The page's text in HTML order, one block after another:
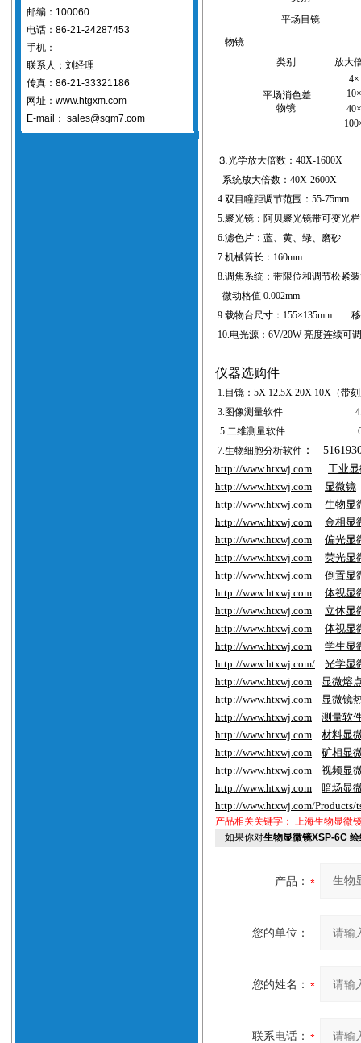
邮编：100060
电话：86-21-24287453
手机：
联系人：刘经理
传真：86-21-33321186
网址：www.htgxm.com
E-mail： sales@sgm7.com
平场目镜
物镜
类别
放大
平场消色差
物镜
4×
⒊光学放大倍数： 40X-1600X
系统放大倍数： 40X-2600X
4.双目瞳距调节范围： 55-75mm
5.聚光镜：阿贝聚光镜带可变光栏
6.滤色片：蓝、黄、绿、磨砂
7.机械筒长： 160mm
8.调焦系统：带限位和调节松紧
微动格值 0.002mm
9.载物台尺寸： 155×135mm 移
10.电光源： 6V/20W亮度连续可调
仪器选购件
1. 目镜： 5X 12.5X 20X 10X（带
3. 图像测量软件
5.二维测量软件
7.生物细胞分析软件 ：
http://www.htxwj.com
工业
http://www.htxwj.com
显微镜
http://www.htxwj.com
生物显
http://www.htxwj.com
金相显
http://www.htxwj.com
偏光显
http://www.htxwj.com
荧光显
http://www.htxwj.com
倒置显
http://www.htxwj.com
体视显
http://www.htxwj.com
立体显
http://www.htxwj.com
体视显
http://www.htxwj.com
学生显
http://www.htxwj.com/
光学显
http://www.htxwj.com
显微熔
http://www.htxwj.com
显微镜
http://www.htxwj.com
测量软
http://www.htxwj.com
材料显
http://www.htxwj.com
矿相显
http://www.htxwj.com
视频显
http://www.htxwj.com
暗场显
http://www.htxwj.com/Products/
产品相关关键字： 上海生物显微
如果你对生物显微镜XSP-6C
产品：
您的单位：
您的姓名：
联系电话：